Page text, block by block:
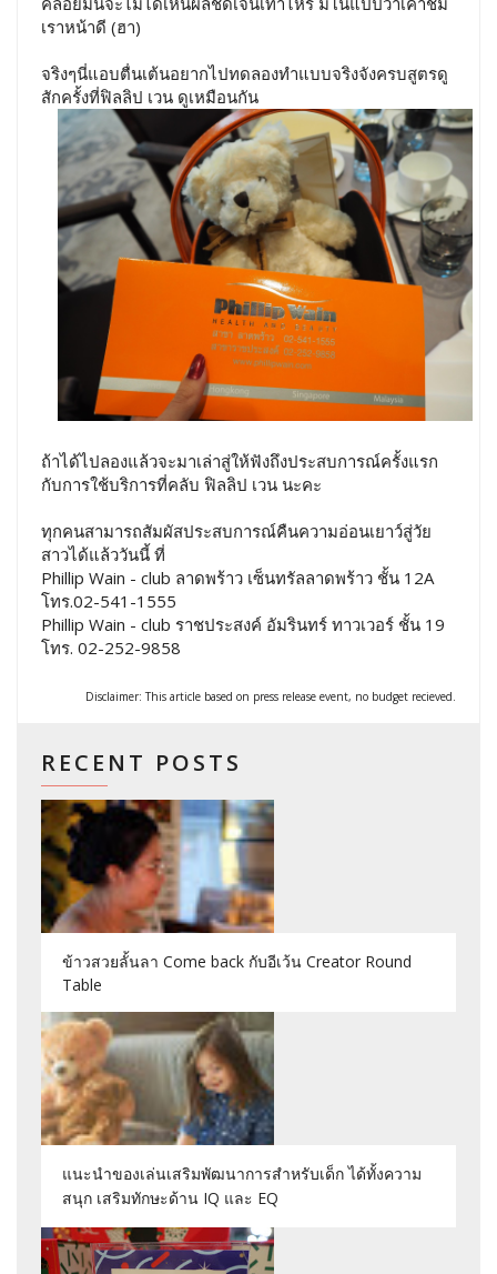
เราหน้าดี (ฮา)
จริงๆนี่แอบตื่นเต้นอยากไปทดลองทำแบบจริงจังครบสูตรดู
สักครั้งที่ฟิลลิป เวน ดูเหมือนกัน
ถ้าได้ไปลองแล้วจะมาเล่าสู่ให้ฟังถึงประสบการณ์ครั้งแรก
กับการใช้บริการที่คลับ ฟิลลิป เวน นะคะ
ทุกคนสามารถสัมผัสประสบการณ์คืนความอ่อนเยาว์สู่วัย
สาวได้แล้ววันนี้ ที่
Phillip Wain - club ลาดพร้าว เซ็นทรัลลาดพร้าว ชั้น 12A
โทร.02-541-1555
Phillip Wain - club ราชประสงค์ อัมรินทร์ ทาวเวอร์ ชั้น 19
โทร. 02-252-9858
Disclaimer: This article based on press release event, no budget recieved.
RECENT POSTS
ข้าวสวยลั้นลา Come back กับอีเว้น Creator Round
Table
แนะนำของเล่นเสริมพัฒนาการสำหรับเด็ก ได้ทั้งความ
สนุก เสริมทักษะด้าน IQ และ EQ